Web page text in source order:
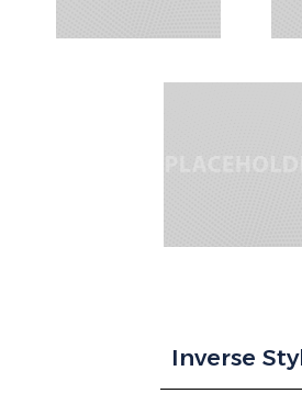
Inverse